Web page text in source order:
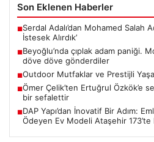
Son Eklenen Haberler
■Serdal Adalı’dan Mohamed Salah
İstesek Alırdık’
■Beyoğlu’nda çıplak adam paniği.
döve döve gönderdiler
■Outdoor Mutfaklar ve Prestijli
■Ömer Çelik’ten Ertuğrul Özkök’e
bir sefalettir
■DAP Yapı’dan İnovatif Bir Adım:
Ödeyen Ev Modeli Ataşehir